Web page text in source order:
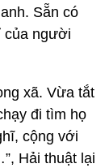
Sẵn có
của người
xã. Vừa tắt
đi tìm họ
cộng với
Hải thuật lại